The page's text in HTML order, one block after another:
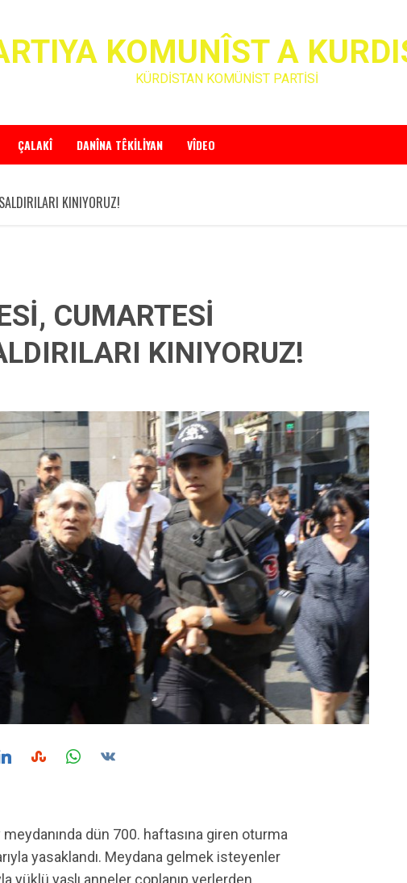
KOMUNÎST A
KÜRDİSTAN KOMÜNİST PARTİSİ
ÇALAKÎ DANÎNA TÊKILIYAN VÎDEO
KINIYORUZ!
CUMARTESİ
KINIYORUZ!
dün 700. haftasına giren oturma
yasaklandı. Meydana gelmek isteyenler
yüklü yaşlı anneler coplanıp yerlerden